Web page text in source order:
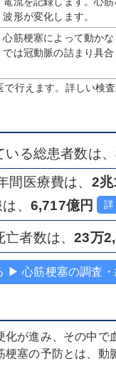
波形が変化します。
心筋梗塞によって動か
では冠動脈の詰まり具
行えます。詳しい検
る総患者数は、
間医療費は、 2
、 6,717億円
亡者数は、23万
▶ 心筋梗塞の調査
が進み、その中で
梗塞の予防とは、動